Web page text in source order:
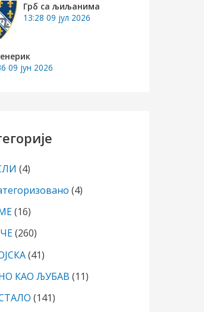
Грб са љиљанима
13:28 09 јул 2026
09 јун 2026
(4)
(4)
(16)
(260)
(41)
КАО ЉУБАВ (11)
(141)